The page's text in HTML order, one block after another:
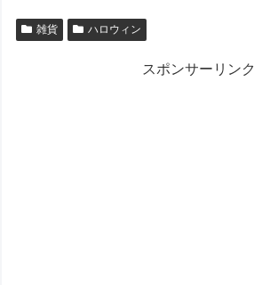
雑貨 ハロウィン
スポンサーリンク